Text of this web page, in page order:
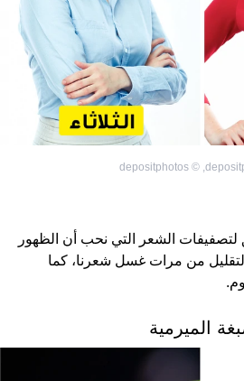
,
©
depositphotos
لتصفيفات الشعر التي نحب أن الظهور
من مرات غسل شعرنا، كما
الميرمية